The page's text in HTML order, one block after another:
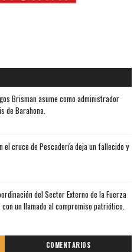
Brisman asume como administrador
de Barahona.
el cruce de Pescadería deja un fallecido y
del Sector Externo de la Fuerza
con un llamado al compromiso patriótico.
COMENTARIOS